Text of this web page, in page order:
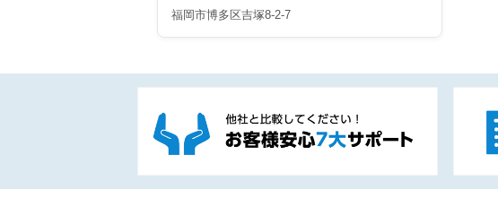
福岡市博多区吉塚8-2-7